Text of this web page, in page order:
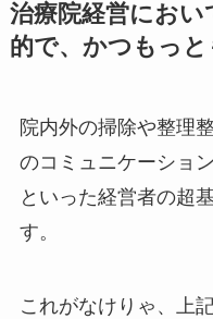
治療院経営にお
的で、かつもっ
院内外の掃除や整理
のコミュニケーショ
といった経営者の超
す。
これがなけりゃ、上